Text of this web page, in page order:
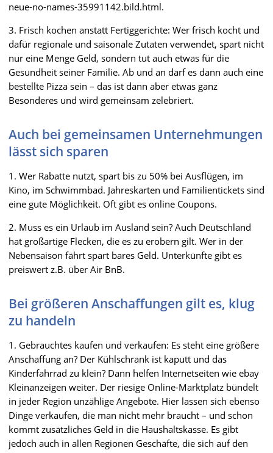
neue-no-names-35991142.bild.html.
3. Frisch kochen anstatt Fertiggerichte: Wer frisch kocht und
dafür regionale und saisonale Zutaten verwendet, spart nicht
nur eine Menge Geld, sondern tut auch etwas für die
Gesundheit seiner Familie. Ab und an darf es dann auch eine
bestellte Pizza sein – das ist dann aber etwas ganz
Besonderes und wird gemeinsam zelebriert.
Auch bei gemeinsamen Unternehmungen
lässt sich sparen
1. Wer Rabatte nutzt, spart bis zu 50% bei Ausflügen, im
Kino, im Schwimmbad. Jahreskarten und Familientickets sind
eine gute Möglichkeit. Oft gibt es online Coupons.
2. Muss es ein Urlaub im Ausland sein? Auch Deutschland
hat großartige Flecken, die es zu erobern gilt. Wer in der
Nebensaison fährt spart bares Geld. Unterkünfte gibt es
preiswert z.B. über Air BnB.
Bei größeren Anschaffungen gilt es, klug
zu handeln
1. Gebrauchtes kaufen und verkaufen: Es steht eine größere
Anschaffung an? Der Kühlschrank ist kaputt und das
Kinderfahrrad zu klein? Dann helfen Internetseiten wie ebay
Kleinanzeigen weiter. Der riesige Online-Marktplatz bündelt
in jeder Region unzählige Angebote. Hier lassen sich ebenso
Dinge verkaufen, die man nicht mehr braucht – und schon
kommt zusätzliches Geld in die Haushaltskasse. Es gibt
jedoch auch in allen Regionen Geschäfte, die sich auf den